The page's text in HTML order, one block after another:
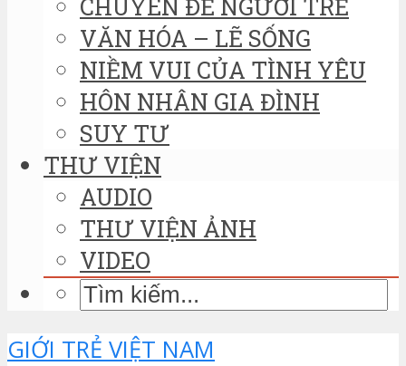
VĂN HÓA – LẼ SỐNG
NIỀM VUI CỦA TÌNH YÊU
HÔN NHÂN GIA ĐÌNH
SUY TƯ
THƯ VIỆN
AUDIO
THƯ VIỆN ẢNH
VIDEO
GIỚI TRẺ VIỆT NAM